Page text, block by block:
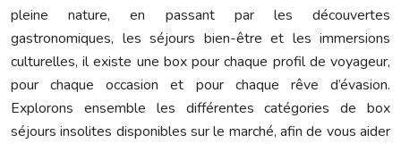
pleine nature, en passant par les découvertes
gastronomiques, les séjours bien-être et les immersions
culturelles, il existe une box pour chaque profil de voyageur,
pour chaque occasion et pour chaque rêve d’évasion.
Explorons ensemble les différentes catégories de box
séjours insolites disponibles sur le marché, afin de vous aider